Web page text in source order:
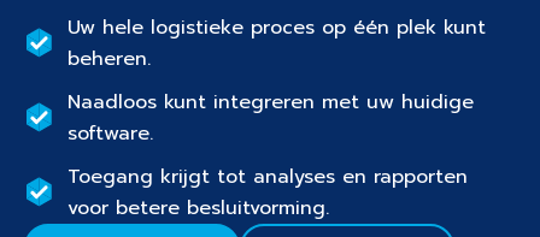
Uw hele logistieke proces op één plek kunt
beheren.
Naadloos kunt integreren met uw huidige
software.
Toegang krijgt tot analyses en rapporten
voor betere besluitvorming.